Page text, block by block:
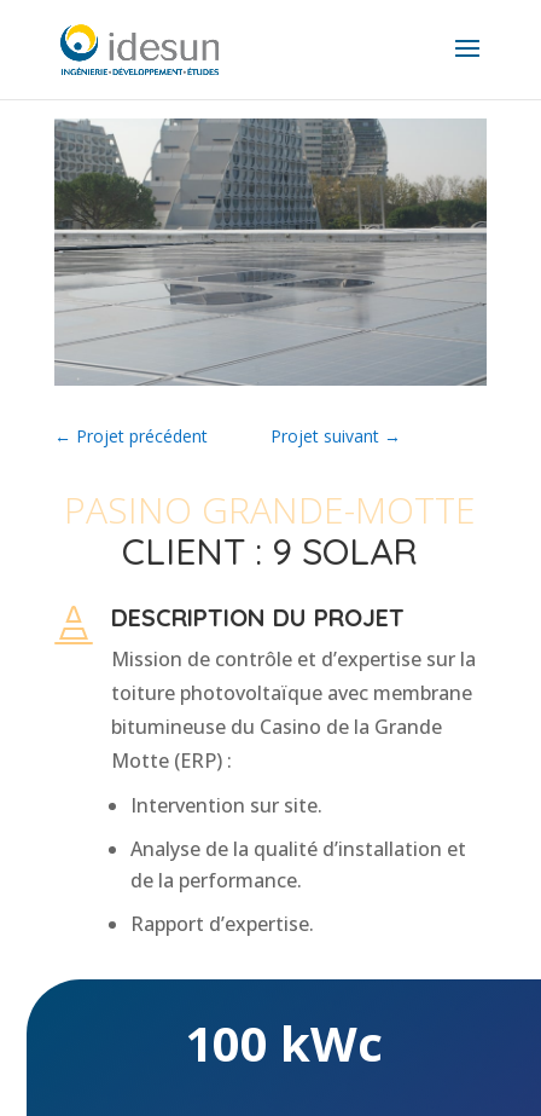
← Projet précédent Projet suivant→
PASINO GRANDE-MOTTE
CLIENT : 9 SOLAR
 DESCRIPTION DU PROJET
Mission de contrôle et d’expertise sur la
toiture photovoltaïque avec membrane
bitumineuse du Casino de la Grande
Motte (ERP) :
Intervention sur site.
Analyse de la qualité d’installation et
de la performance.
Rapport d’expertise.
100 kWc